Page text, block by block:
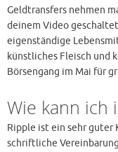
Geldtransfers nehmen
deinem Video
eigenständige
künstliches Fleisch und
Börsengang im Mai für
Wie kann ich
Ripple ist ein sehr guter
schriftliche